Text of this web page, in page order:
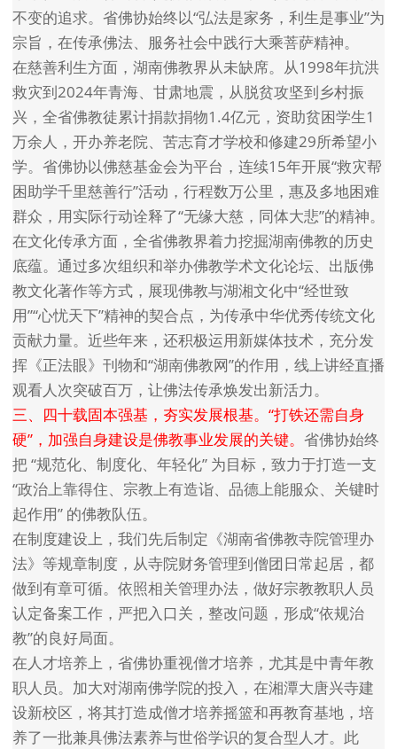
不变的追求。省佛协始终以“弘法是家务，利生是事业”为
宗旨，在传承佛法、服务社会中践行大乘菩萨精神。
在慈善利生方面，湖南佛教界从未缺席。从1998年抗洪
救灾到2024年青海、甘肃地震，从脱贫攻坚到乡村振
兴，全省佛教徒累计捐款捐物1.4亿元，资助贫困学生1
万余人，开办养老院、苦志育才学校和修建29所希望小
学。省佛协以佛慈基金会为平台，连续15年开展“救灾帮
困助学千里慈善行”活动，行程数万公里，惠及多地困难
群众，用实际行动诠释了“无缘大慈，同体大悲”的精神。
在文化传承方面，全省佛教界着力挖掘湖南佛教的历史
底蕴。通过多次组织和举办佛教学术文化论坛、出版佛
教文化著作等方式，展现佛教与湖湘文化中“经世致
用”“心忧天下”精神的契合点，为传承中华优秀传统文化
贡献力量。近些年来，还积极运用新媒体技术，充分发
挥《正法眼》刊物和“湖南佛教网”的作用，线上讲经直播
观看人次突破百万，让佛法传承焕发出新活力。
三、四十载固本强基，夯实发展根基。“打铁还需自身
硬”，加强自身建设是佛教事业发展的关键。 省佛协始终
把 “规范化、制度化、年轻化” 为目标，致力于打造一支
“政治上靠得住、宗教上有造诣、品德上能服众、关键时
起作用” 的佛教队伍。
在制度建设上，我们先后制定《湖南省佛教寺院管理办
法》等规章制度，从寺院财务管理到僧团日常起居，都
做到有章可循。依照相关管理办法，做好宗教教职人员
认定备案工作，严把入口关，整改问题，形成“依规治
教”的良好局面。
在人才培养上，省佛协重视僧才培养，尤其是中青年教
职人员。加大对湖南佛学院的投入，在湘潭大唐兴寺建
设新校区，将其打造成僧才培养摇篮和再教育基地，培
养了一批兼具佛法素养与世俗学识的复合型人才。此